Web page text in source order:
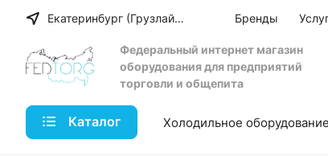
Екатеринбург (Грузлайн) Бренды
Федеральный интернет магазин
оборудования для предприятий
торговли и общепита
Каталог Холодильное оборудование